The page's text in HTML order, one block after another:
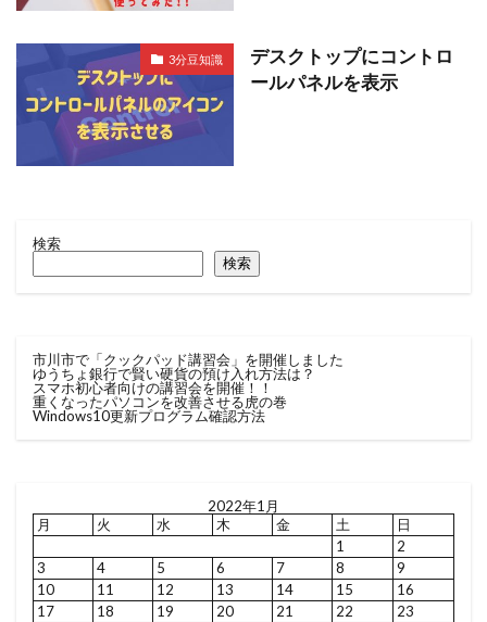
3分豆知識
デスクトップにコントロ
ールパネルを表示
検索
検索
市川市で「クックパッド講習会」を開催しました
ゆうちょ銀行で賢い硬貨の預け入れ方法は？
スマホ初心者向けの講習会を開催！！
重くなったパソコンを改善させる虎の巻
Windows10更新プログラム確認方法
2022年1月
月
火 水 木 金 土
日
1
2
3
4 5 6 7 8
9
10
11 12 13 14 15
16
17
18 19 20 21 22
23